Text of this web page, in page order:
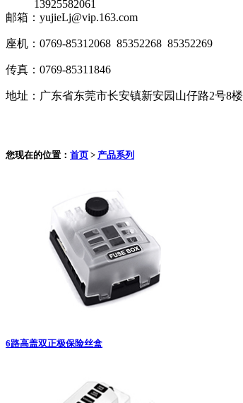
13925582061
邮箱：yujieLj@vip.163.com
座机：0769-85312068 85352268 85352269
传真：0769-85311846
地址：广东省东莞市长安镇新安园山仔路2号8楼
您现在的位置： 首页 > 产品系列
6路高盖双正极保险丝盒